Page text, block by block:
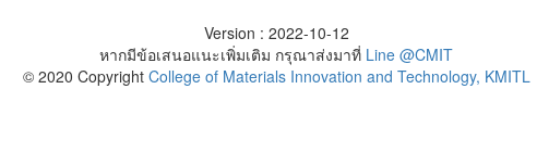
Version : 2022-10-12
หากมีข้อเสนอแนะเพิ่มเติม กรุณาส่งมาที่ Line @CMIT
© 2020 CopyrightCollege of Materials Innovation and Technology, KMITL